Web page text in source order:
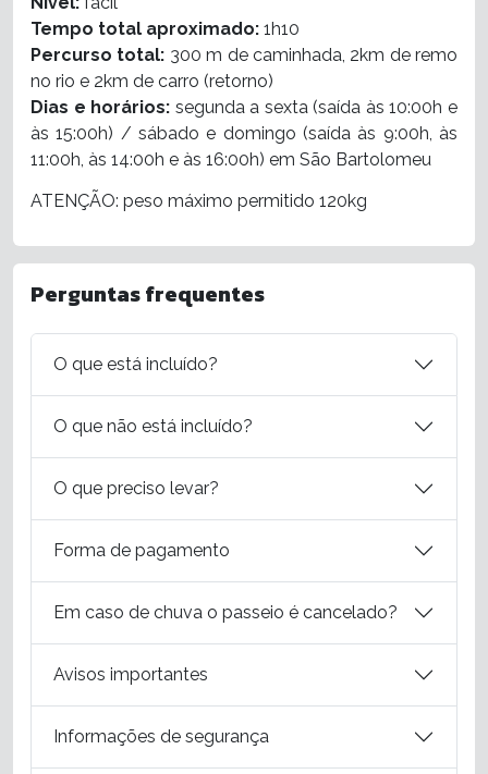
Tempo total aproximado: 1h10
Percurso total: 300 m de caminhada, 2km de remo
no rio e 2km de carro (retorno)
Dias e horários: segunda a sexta (saída às 10:00h e
às 15:00h) / sábado e domingo (saída às 9:00h, às
11:00h, às 14:00h e às 16:00h) em São Bartolomeu
ATENÇÃO: peso máximo permitido 120kg
Perguntas frequentes
O que está incluído?
O que não está incluído?
O que preciso levar?
Forma de pagamento
Em caso de chuva o passeio é cancelado?
Avisos importantes
Informações de segurança